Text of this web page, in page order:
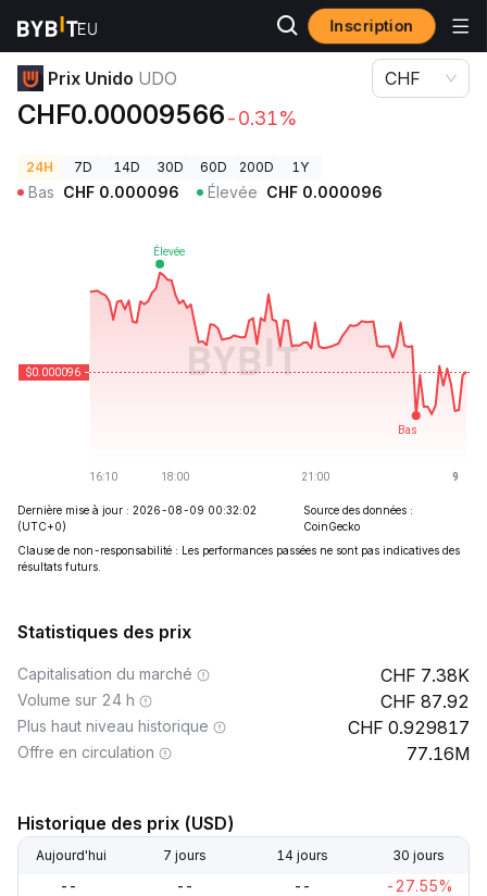
Inscription
Prix des cryptos
Prix Unido UDO
CHF0.00009566-0.31%
CHF
24H 7D 14D 30D 60D 200D 1Y
Bas CHF 0.000096 Élevée CHF 0.000096
Dernière mise à jour : 2026-08-09 00:32:02
(UTC+0)
Source des données :
CoinGecko
Clause de non-responsabilité : Les performances passées ne sont pas indicatives des
résultats futurs.
Statistiques des prix
Capitalisation du marché 7.38K
Volume sur 24 h 87.92
Plus haut niveau historique 0.929817
Offre en circulation 77.16M
Historique des prix (USD)
Aujourd'hui 7 jours 14 jours 30 jours
-- -- -- -27.55%